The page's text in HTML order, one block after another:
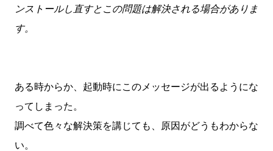
ンストールし直すとこの問題は解決される場合がありま
す。
ある時からか、起動時にこのメッセージが出るようにな
ってしまった。
調べて色々な解決策を講じても、原因がどうもわからな
い。